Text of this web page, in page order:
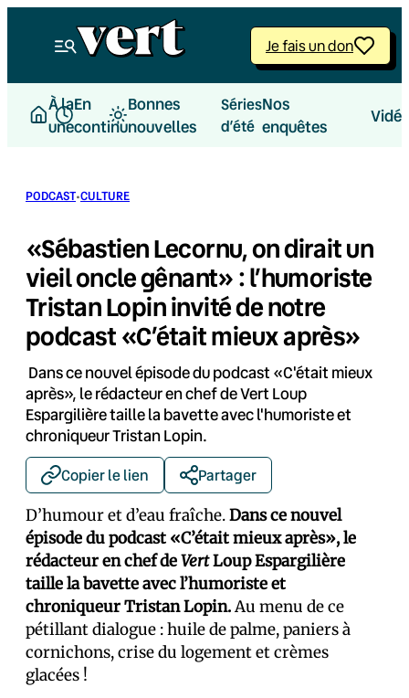
Je fais un don
À la
une
En
continu
Bonnes
nouvelles
Séries
d’été
Nos
enquêtes
PODCAST·CULTURE
«Sébastien Lecornu, on dirait un
vieil oncle gênant» : l’humoriste
Tristan Lopin invité de notre
podcast «C’était mieux après»
Dans ce nouvel épisode du podcast «C'était mieux
après», le rédacteur en chef de Vert Loup
Espargilière taille la bavette avec l'humoriste et
chroniqueur Tristan Lopin.
Copier le lien Partager
D’humour et d’eau fraîche.Dans ce nouvel
épisode du podcast «C’était mieux après», le
rédacteur en chef deVertLoup Espargilière
taille la bavette avec l’humoriste et
chroniqueur Tristan Lopin.Au menu de ce
pétillant dialogue : huile de palme, paniers à
cornichons, crise du logement et crèmes
glacées !